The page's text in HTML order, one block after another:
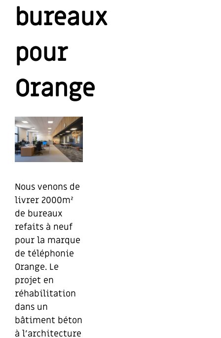
bureaux
pour
Orange
Nous venons de
livrer 2000m²
de bureaux
refaits à neuf
pour la marque
de téléphonie
Orange. Le
projet en
réhabilitation
dans un
bâtiment béton
à l’architecture